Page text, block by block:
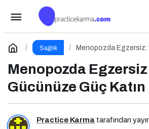
Sağlık
Menopozda Egzersiz:
Menopozda
Gücünüze Güç Katın
Practice Karma tarafından
Kalp Sağlığı için Bitkisel
EtkisiYorum Yap